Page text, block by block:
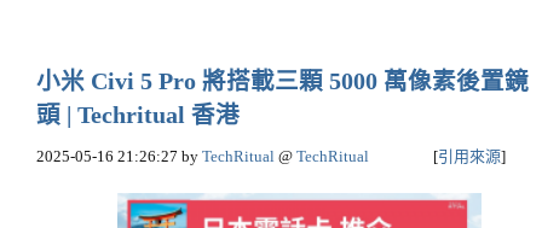
小米 Civi 5 Pro 將搭載三顆 5000 萬像素後置鏡
頭 | Techritual 香港
2025-05-16 21:26:27 by TechRitual @ TechRitual [引用來源]